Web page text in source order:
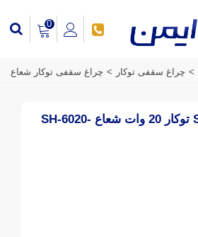
0
> چراغ سقفی توکار > چراغ سقفی توکار شعاع
چراغ سقفی SMD توکار 20 وات شعاع SH-6020-